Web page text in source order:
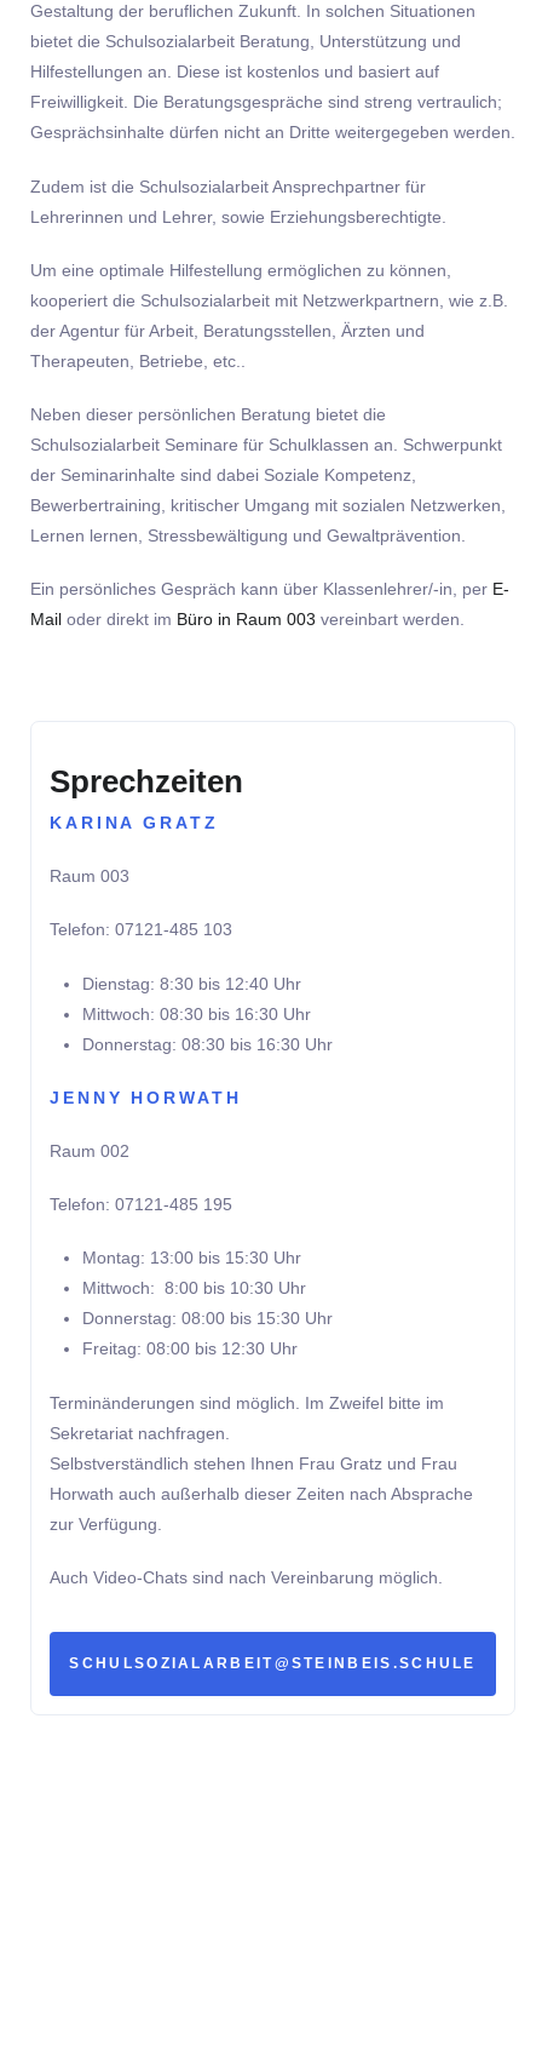
Gestaltung der beruflichen Zukunft. In solchen Situationen
bietet die Schulsozialarbeit Beratung, Unterstützung und
Hilfestellungen an. Diese ist kostenlos und basiert auf
Freiwilligkeit. Die Beratungsgespräche sind streng vertraulich;
Gesprächsinhalte dürfen nicht an Dritte weitergegeben werden.
Zudem ist die Schulsozialarbeit Ansprechpartner für
Lehrerinnen und Lehrer, sowie Erziehungsberechtigte.
Um eine optimale Hilfestellung ermöglichen zu können,
kooperiert die Schulsozialarbeit mit Netzwerkpartnern, wie z.B.
der Agentur für Arbeit, Beratungsstellen, Ärzten und
Therapeuten, Betriebe, etc..
Neben dieser persönlichen Beratung bietet die
Schulsozialarbeit Seminare für Schulklassen an. Schwerpunkt
der Seminarinhalte sind dabei Soziale Kompetenz,
Bewerbertraining, kritischer Umgang mit sozialen Netzwerken,
Lernen lernen, Stressbewältigung und Gewaltprävention.
Ein persönliches Gespräch kann über Klassenlehrer/-in, per E-
Mail oder direkt im Büro in Raum 003 vereinbart werden.
Sprechzeiten
KARINA GRATZ
Raum 003
Telefon: 07121-485 103
Dienstag: 8:30 bis 12:40 Uhr
Mittwoch: 08:30 bis 16:30 Uhr
Donnerstag: 08:30 bis 16:30 Uhr
JENNY HORWATH
Raum 002
Telefon: 07121-485 195
Montag: 13:00 bis 15:30 Uhr
Mittwoch: 8:00 bis 10:30 Uhr
Donnerstag: 08:00 bis 15:30 Uhr
Freitag: 08:00 bis 12:30 Uhr
Terminänderungen sind möglich. Im Zweifel bitte im
Sekretariat nachfragen.
Selbstverständlich stehen Ihnen Frau Gratz und Frau
Horwath auch außerhalb dieser Zeiten nach Absprache
zur Verfügung.
Auch Video-Chats sind nach Vereinbarung möglich.
SCHULSOZIALARBEIT@STEINBEIS.SCHULE